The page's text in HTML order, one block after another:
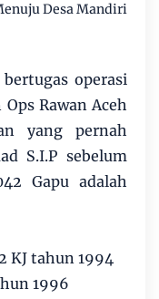
Desa Mandiri
operasi
Rawan Aceh
yang pernah
S.I.P sebelum
Gapu adalah
KJ tahun 1994
1996